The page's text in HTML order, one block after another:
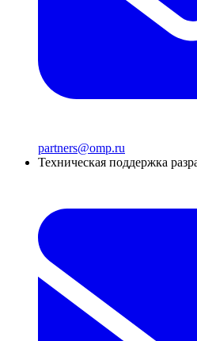
partners@omp.ru
Техническая поддержка